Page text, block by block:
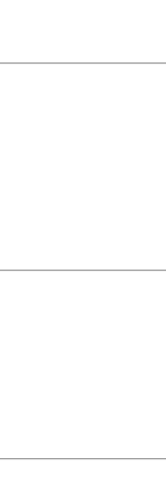
eingestuft und